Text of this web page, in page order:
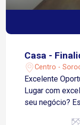
Casa -
Centro -
Excelente
Lugar com
seu negócio?